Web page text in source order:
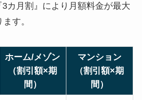
カ月割』により月額料金が最大
す。
ホーム/メゾン
（割引額×期
間）
マンション
（割引額×期
間）